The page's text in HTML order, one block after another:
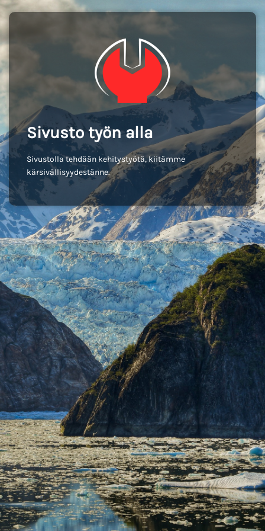
Sivusto työn alla
Sivustolla tehdään kehitystyötä, kiitämme
kärsivällisyydestänne.